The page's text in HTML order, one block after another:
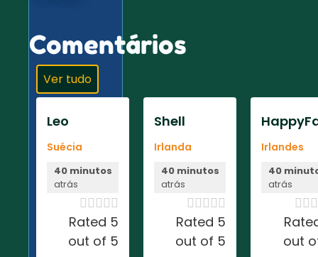
Comentários
Ver tudo
Leo
Suécia
40 minutos
atrás

Rated 5
out of 5
Shell
Irlanda
40 minutos
atrás

Rated 5
out of 5
Irlandes
40
atrás

out